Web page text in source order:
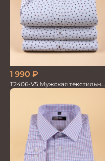
1 990 ₽
T2406-V5 Мужская текстильная
рубашка / Сорочка